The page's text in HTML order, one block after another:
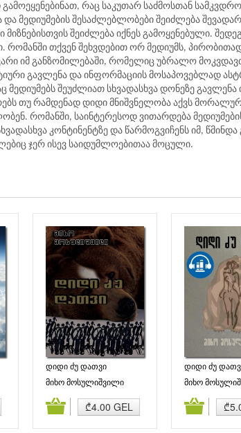
რაც საკუთარ საძმოსთან
და მედიუმების შესაძლებლობები შეიძლება
შეიძლება იქნეს გამოყენებული.
რომანში თქვენ შეხვდებით ორ მედიუმს,
იმ განზომილებაში, რომელიც უბრალო
გავლენა და ინფორმაციის მოსაპოვებლად
შეუძლიათ სხვადასხვა დონეზე
თუ რამდენად დიდი მნიშვნელობა აქვს
რომანში, საინტერესოდ ვითარდება
კონტინენტზე და წარმოგვიჩენს იმ,
ჯერ ისევ საიდუმლოებითაა მოცული.
დიდი ძუ დათვი
მიხო მოსულიშვილი
₾4.00 GEL
დიდი ძუ
მიხო
კალათაში დამატება კალათაში